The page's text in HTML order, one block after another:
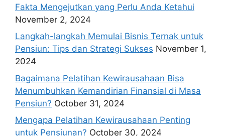
Fakta Mengejutkan yang Perlu Anda Ketahui
November 2, 2024
Langkah-langkah Memulai Bisnis Ternak untuk
Pensiun: Tips dan Strategi Sukses November 1,
2024
Bagaimana Pelatihan Kewirausahaan Bisa
Menumbuhkan Kemandirian Finansial di Masa
Pensiun? October 31, 2024
Mengapa Pelatihan Kewirausahaan Penting
untuk Pensiunan? October 30, 2024